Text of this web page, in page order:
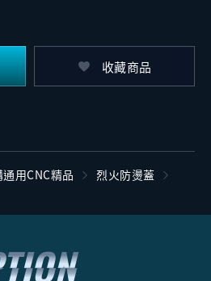
收藏商品
用CNC精品
烈火防燙蓋